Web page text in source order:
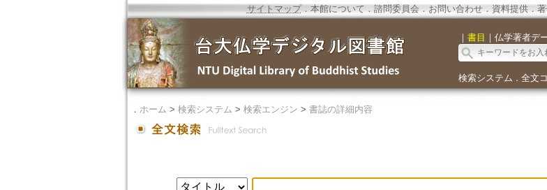
サイトマップ．本館について ． 諮問委員会． お問い合わせ． 資料提供．
｜ 書目 ｜ 仏学著者デ
検索システム ． 全文
． ホーム > 検索システム > 検索エンジン > 書誌の詳細内容